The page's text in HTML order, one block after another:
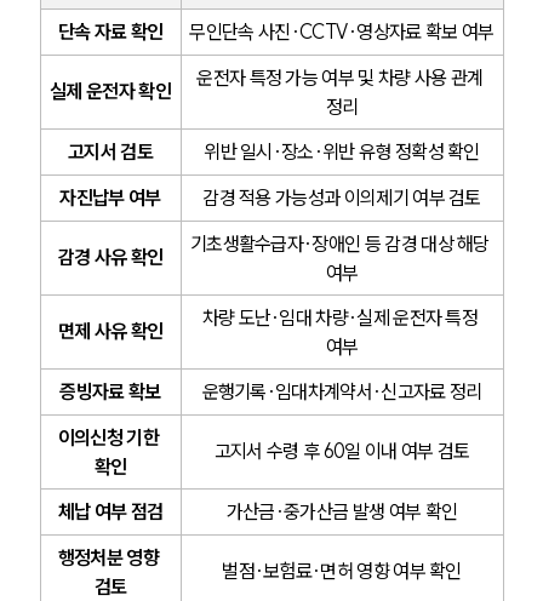
단속 자료 확인
무인단속 사진·CCTV·영상자료 확보 여부
실제 운전자 확인
운전자 특정 가능 여부 및 차량 사용 관계
정리
고지서 검토
위반 일시·장소·위반 유형 정확성 확인
자진납부 여부
감경 적용 가능성과 이의제기 여부 검토
감경 사유 확인
기초생활수급자·장애인 등 감경 대상 해당
여부
면제 사유 확인
차량 도난·임대 차량·실제 운전자 특정
여부
증빙자료 확보
운행기록·임대차계약서·신고자료 정리
이의신청 기한
확인
고지서 수령 후 60일 이내 여부 검토
체납 여부 점검
가산금·중가산금 발생 여부 확인
행정처분 영향
검토
벌점·보험료·면허 영향 여부 확인